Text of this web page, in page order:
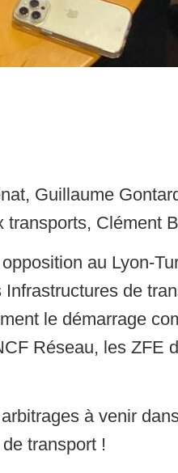
Guillaume
Clément
au Lyon-
de
le démarrage
Réseau, les ZFE
à venir
transport !